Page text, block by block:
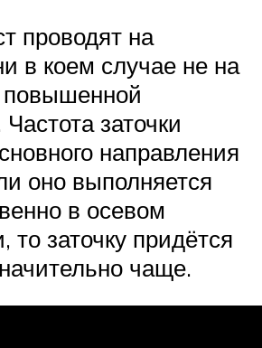
проводят на
в коем случае не на
повышенной
заточки
направления
оно выполняется
в осевом
то заточку придётся
чаще.